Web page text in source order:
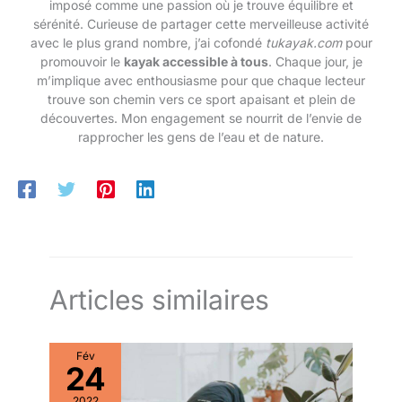
Surmontez des collines
escarpées, traversez les
déserts et affrontez les
routes enneigées en
toute confiance.
Excellentes
performances et
montage. La commande
jours. Notre équipe de
support client est
disponible 24h/24 et 7j/7
pour vous aider avec vos
l'emballage d'origine pour le moment. Pour tout retour, veuillez
contacter le service client (nous répondrons à vos questions
sous 24 heures). Ne renvoyez pas le véhicule vous-même afin
d'éviter toute perte du colis. Remarque : Ce modèle est éligible
aux subventions nationales.
imposé comme une passion où je trouve équilibre et
sérénité. Curieuse de partager cette merveilleuse activité
avec le plus grand nombre, j’ai cofondé tukayak.compour
promouvoir le kayak accessible à tous. Chaque jour, je
m’implique avec enthousiasme pour que chaque lecteur
trouve son chemin vers ce sport apaisant et plein de
découvertes. Mon engagement se nourrit de l’envie de
rapprocher les gens de l’eau et de nature.
Articles similaires
Fév
24